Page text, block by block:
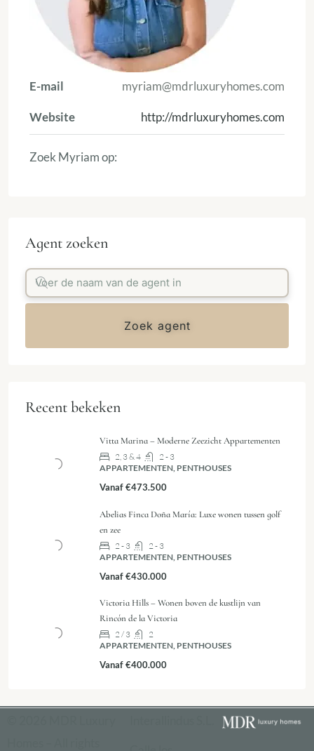
E-mail myriam@mdrluxuryhomes.com
Website http://mdrluxuryhomes.com
Zoek Myriam op:
Agent zoeken
Zoek agent
Recent bekeken
Vitta Marina – Moderne Zeezicht Appartementen
2, 3 & 4
2 - 3
APPARTEMENTEN, PENTHOUSES
Vanaf€473.500
Abelias Finca Doña María: Luxe wonen tussen golf
en zee
2 - 3
2 - 3
APPARTEMENTEN, PENTHOUSES
Vanaf€430.000
Victoria Hills – Wonen boven de kustlijn van
Rincón de la Victoria
2 / 3
2
APPARTEMENTEN, PENTHOUSES
Vanaf€400.000